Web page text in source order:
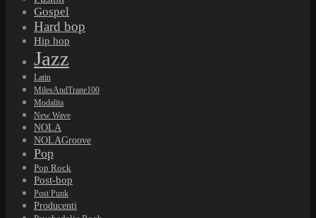
Reggae
Rhythm'n'Blues
Rock
Rock'n'Roll
Rockabilly
Soul
Soul Jazz
Sound of Detroit
Swing
World Music
Předplatné Respektu na jedno kliknutí